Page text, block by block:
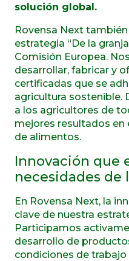
solución global.
Rovensa Next
estrategia “De la
Comisión Europea.
desarrollar, fabricar y
certificadas que se
agricultura sostenible.
a los agricultores de
mejores resultados
de alimentos.
Innovación que
necesidades de
En Rovensa Next, la
clave de nuestra
Participamos
desarrollo de
condiciones de